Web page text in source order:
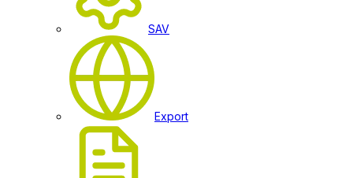
SAV
Export